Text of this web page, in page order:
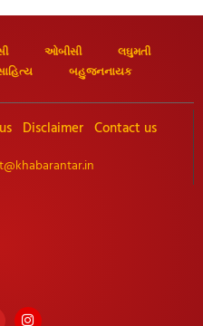
ઓબીસી
લઘુમતી
બહુજનનાયક
Disclaimer Contact us